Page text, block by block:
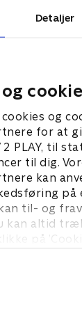
Detaljer
og
for at
2 PLAY, til
til dig.
kan
på
til- og
kan altid
på